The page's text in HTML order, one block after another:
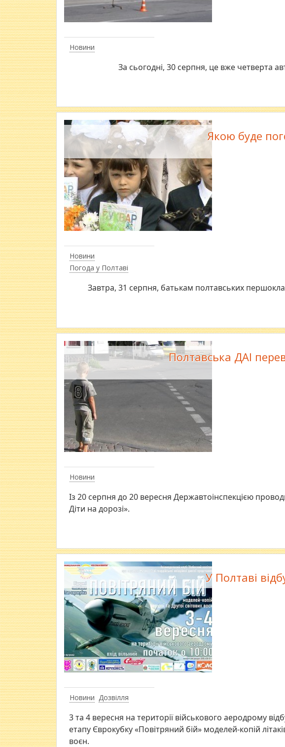
Новини
За сьогодні, 30 серпня, це вже четверта
Новини
Погода у Полтаві
Якою буде
Завтра, 31 серпня, батькам полтавських
Новини
Полтавська ДАІ
Із 20 серпня до 20 вересня Державтоінспекцією
Діти на дорозі».
Новини Дозвілля
У Полтаві
3 та 4 вересня на території військового аеродрому
етапу Єврокубку «Повітряний бій» моделей-копій
воєн.